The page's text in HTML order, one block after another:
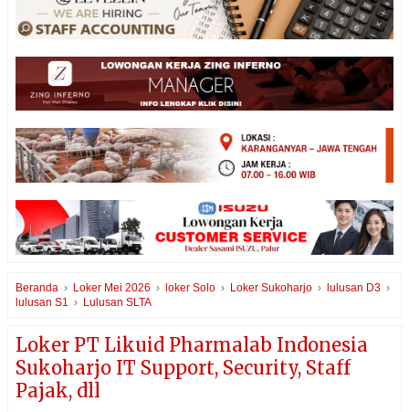
Beranda › Loker Mei 2026 › loker Solo › Loker Sukoharjo › lulusan D3 ›
lulusan S1
› Lulusan SLTA
Loker PT Likuid Pharmalab Indonesia
Sukoharjo IT Support, Security, Staff
Pajak, dll